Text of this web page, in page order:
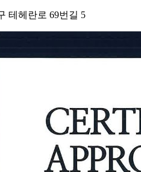
테헤란로 69번길 5